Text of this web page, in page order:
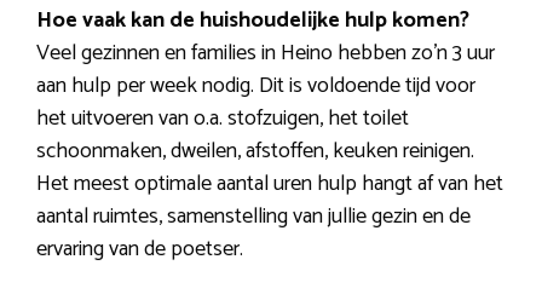
Hoe vaak kan de huishoudelijke hulp komen?
Veel gezinnen en families in Heino hebben zo’n 3 uur
aan hulp per week nodig. Dit is voldoende tijd voor
het uitvoeren van o.a. stofzuigen, het toilet
schoonmaken, dweilen, afstoffen, keuken reinigen.
Het meest optimale aantal uren hulp hangt af van het
aantal ruimtes, samenstelling van jullie gezin en de
ervaring van de poetser.